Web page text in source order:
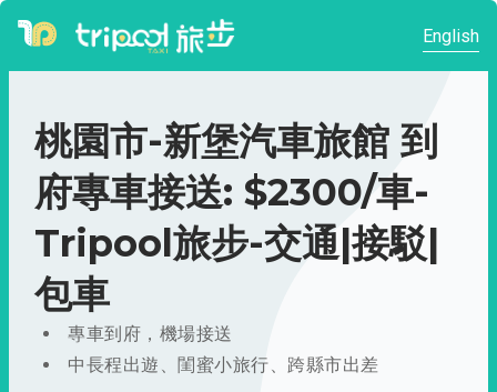
English
桃園市-新堡汽車旅館 到
府專車接送: $2300/車-
Tripool旅步-交通|接駁|
包車
專車到府，機場接送
中長程出遊、閨蜜小旅行、跨縣市出差